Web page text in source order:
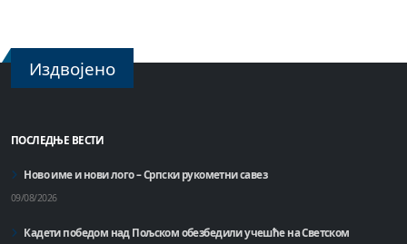
Издвојено
ПОСЛЕДЊЕ ВЕСТИ
Ново име и нови лого – Српски рукометни савез
09/08/2026
Кадети победом над Пољском обезбедили учешће на Светском